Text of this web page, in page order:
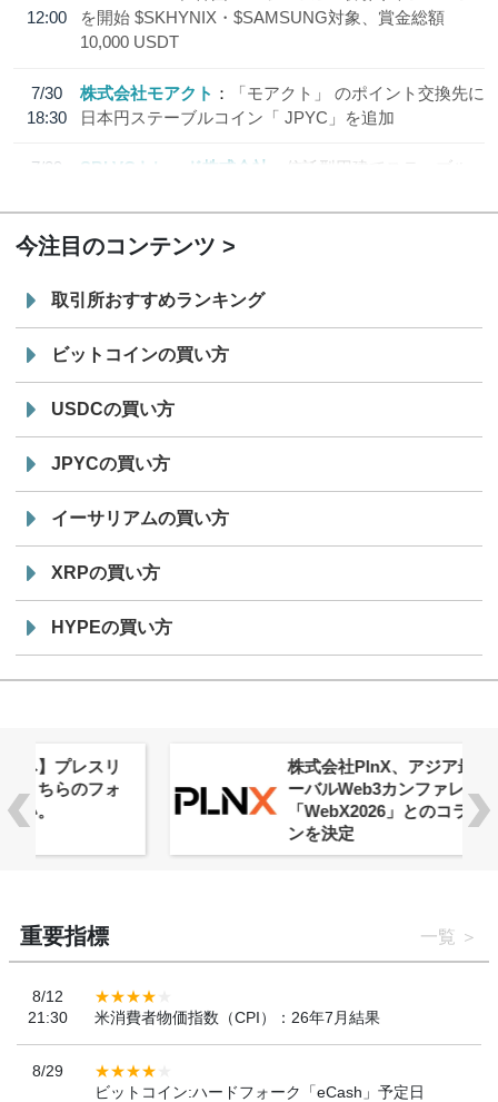
12:00
を開始 $SKHYNIX・$SAMSUNG対象、賞金総額
10,000 USDT
7/30
18:30
株式会社モアクト
「モアクト」 のポイント交換先に
日本円ステーブルコイン「 JPYC」を追加
7/29
SBI VCトレード株式会社
信託型円建てステーブル
今注目のコンテンツ
取引所おすすめランキング
ビットコインの買い方
USDCの買い方
JPYCの買い方
イーサリアムの買い方
XRPの買い方
HYPEの買い方
株式会社PlnX、アジア最大級のグロ
ーバルWeb3カンファレンス
「WebX2026」とのコラボレーショ
重要指標 一覧
8/12
21:30
米消費者物価指数（CPI）：26年7月結果
8/29
ビットコイン:ハードフォーク「eCash」予定日